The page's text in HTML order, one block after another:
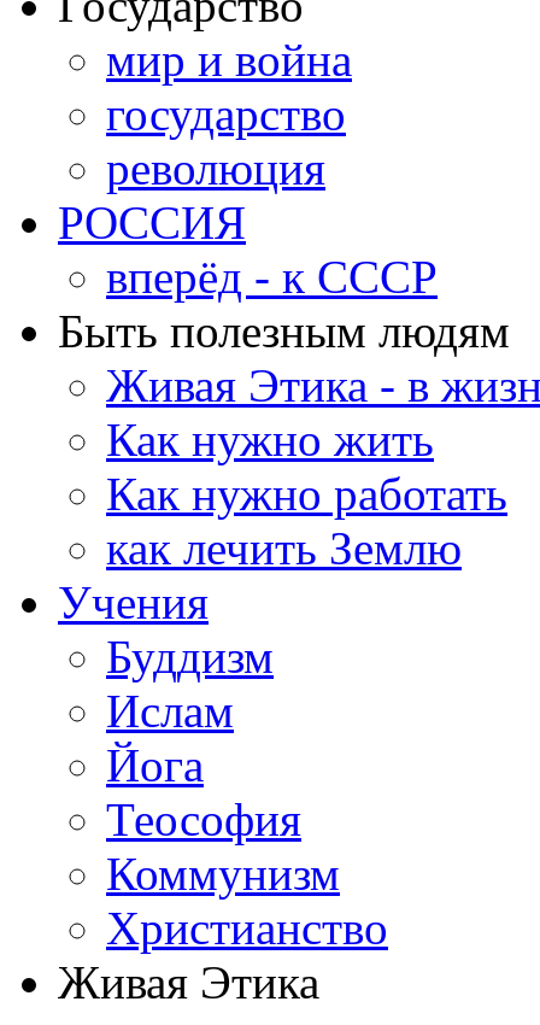
мир и война
государство
революция
РОССИЯ
вперёд - к СССР
Быть полезным людям
Живая Этика - в
Как нужно жить
Как нужно работать
как лечить Землю
Учения
Буддизм
Ислам
Йога
Теософия
Коммунизм
Христианство
Живая Этика